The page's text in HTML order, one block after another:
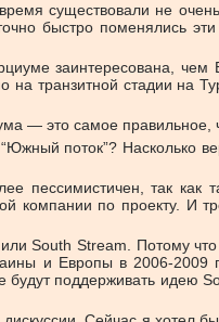
существовали не
быстро поменялись
заинтересована,
транзитной стадии на
— это самое правильное,
поток”? Насколько
пессимистичен, так
по проекту. И
South Stream. Потому
и Европы в 2006-2009
будут поддерживать